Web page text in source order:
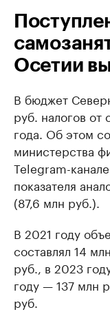
Осетии
В бюджет
руб. налогов от
года. Об этом
министерства
Telegram-
показателя
(87,6 млн руб.).
В 2021 году
составлял 14
руб., в 2023
году — 137 млн
руб.